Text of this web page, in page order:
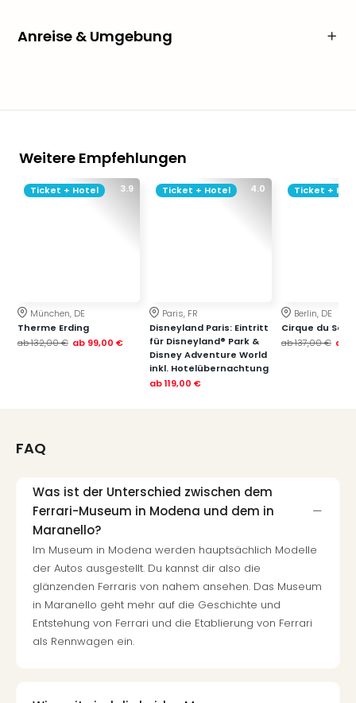
Anreise & Umgebung
Weitere Empfehlungen
3.9
Ticket + Hotel
München, DE
Therme Erding
ab132,00 € ab 99,00 €
4.0
Ticket + Hotel
Paris, FR
Disneyland Paris: Eintritt
für Disneyland® Park &
Disney Adventure World
inkl. Hotelübernachtung
ab119,00 €
Ticket +
Berlin, DE
Cirque du Soleil
ab137,00 € ab
FAQ
Was ist der Unterschied zwischen dem
Ferrari-Museum in Modena und dem in
Maranello?
Im Museum in Modena werden hauptsächlich Modelle
der Autos ausgestellt. Du kannst dir also die
glänzenden Ferraris von nahem ansehen. Das Museum
in Maranello geht mehr auf die Geschichte und
Entstehung von Ferrari und die Etablierung von Ferrari
als Rennwagen ein.